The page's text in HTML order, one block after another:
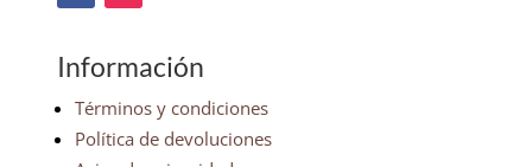
Información
Términos y condiciones
Política de devoluciones